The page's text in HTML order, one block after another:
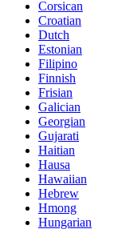
Corsican
Croatian
Dutch
Estonian
Filipino
Finnish
Frisian
Galician
Georgian
Gujarati
Haitian
Hausa
Hawaiian
Hebrew
Hmong
Hungarian